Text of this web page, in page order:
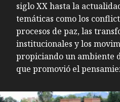
siglo XX hasta la
temáticas como los
procesos de paz, las
institucionales y los
propiciando un ambiente
que promovió el